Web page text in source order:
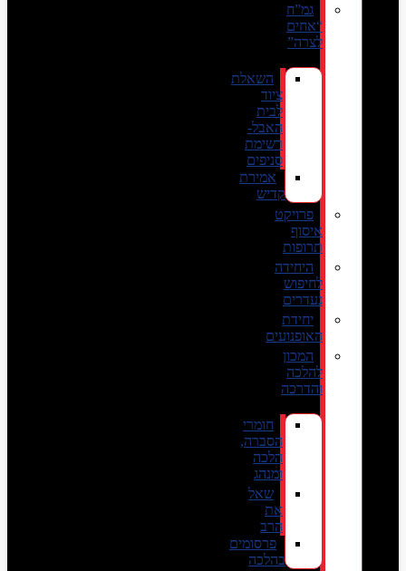
גמ”ח
“אחים
לצרה”
השאלת
ציוד
לבית
האבל-
רשימת
סניפים
אמירת
קדיש
פרויקט
איסוף
תרופות
היחידה
לחיפוש
נעדרים
יחידת
האופנועים
המכון
להלכה
והדרכה
חומרי
הסברה,
הלכה
ומנהג
שאל
את
הרב
פרסומים
בהלכה